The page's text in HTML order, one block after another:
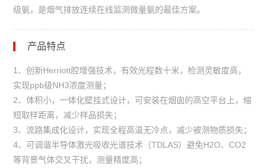
级氨，是烟气排放连续在线监测微量氨的最佳方案。
产品特点
1、创新Herriott腔增强技术，有效光程数十米，检测灵敏度高，
实现ppb级NH3浓度测量；
2、体积小，一体化壁挂式设计，可安装在烟囱的高空平台上，缩
短取样距离，减少样品损失；
3、流路集成化设计，实现全程高温无冷点，减少被测物质损失；
4、可调谐半导体激光吸收光谱技术（TDLAS）避免H2O、CO2
等背景气体交叉干扰，测量精度高；